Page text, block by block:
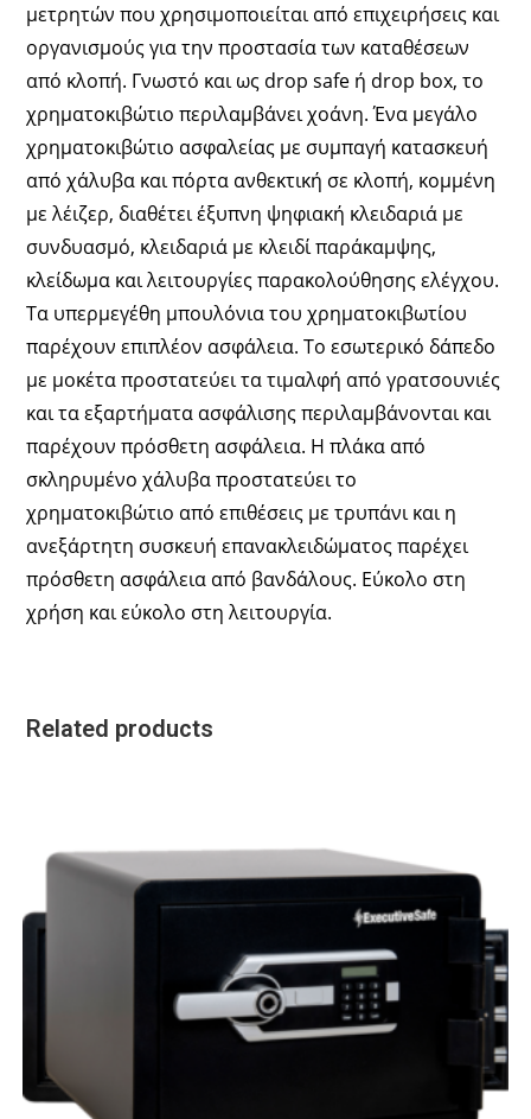
μετρητών που χρησιμοποιείται από επιχειρήσεις και
οργανισμούς για την προστασία των καταθέσεων
από κλοπή. Γνωστό και ως drop safe ή drop box, το
χρηματοκιβώτιο περιλαμβάνει χοάνη. Ένα μεγάλο
χρηματοκιβώτιο ασφαλείας με συμπαγή κατασκευή
από χάλυβα και πόρτα ανθεκτική σε κλοπή, κομμένη
με λέιζερ, διαθέτει έξυπνη ψηφιακή κλειδαριά με
συνδυασμό, κλειδαριά με κλειδί παράκαμψης,
κλείδωμα και λειτουργίες παρακολούθησης ελέγχου.
Τα υπερμεγέθη μπουλόνια του χρηματοκιβωτίου
παρέχουν επιπλέον ασφάλεια. Το εσωτερικό δάπεδο
με μοκέτα προστατεύει τα τιμαλφή από γρατσουνιές
και τα εξαρτήματα ασφάλισης περιλαμβάνονται και
παρέχουν πρόσθετη ασφάλεια. Η πλάκα από
σκληρυμένο χάλυβα προστατεύει το
χρηματοκιβώτιο από επιθέσεις με τρυπάνι και η
ανεξάρτητη συσκευή επανακλειδώματος παρέχει
πρόσθετη ασφάλεια από βανδάλους. Εύκολο στη
χρήση και εύκολο στη λειτουργία.
Related products